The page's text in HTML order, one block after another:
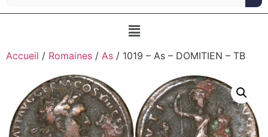
Accueil / Romaines / As / 1019 – As – DOMITIEN – TB